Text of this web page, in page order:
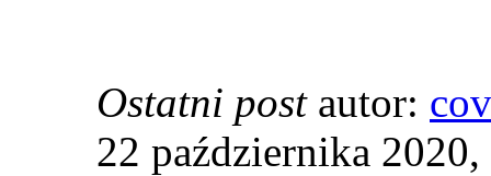
Ostatni post autor:
22 października